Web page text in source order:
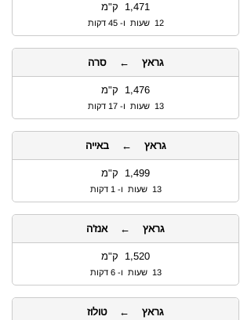
1,471 ק"מ
12 שעות ו- 45 דקות
גראץ ← סרה
1,476 ק"מ
13 שעות ו- 17 דקות
גראץ ← באייה
1,499 ק"מ
13 שעות ו- 1 דקות
גראץ ← אנז'ה
1,520 ק"מ
13 שעות ו- 6 דקות
גראץ ← טולוז